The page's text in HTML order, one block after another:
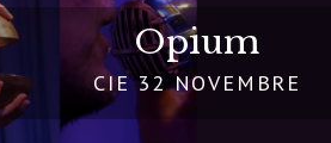
Opium
CIE 32 NOVEMBRE